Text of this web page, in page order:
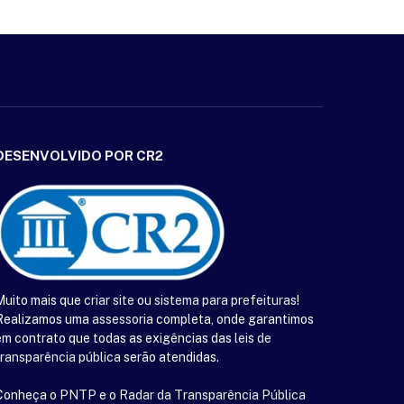
POR CR2
mais que criar site ou sistema para prefeituras!
uma assessoria completa, onde garantimos
contrato que todas as exigências das leis de
pública serão atendidas.
o PNTP e o Radar da Transparência Pública